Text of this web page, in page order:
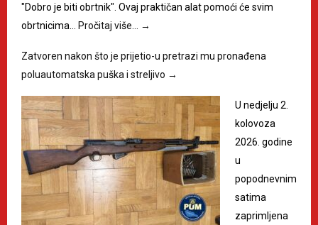
"Dobro je biti obrtnik". Ovaj praktičan alat pomoći će svim
obrtnicima…
Pročitaj više… →
Zatvoren nakon što je prijetio-u pretrazi mu pronađena
poluautomatska puška i streljivo →
U nedjelju 2.
kolovoza
2026. godine
u
popodnevnim
satima
zaprimljena